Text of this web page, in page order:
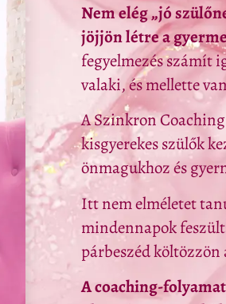
Nem elég „jó
jöjjön létre a
fegyelmezés számít
valaki, és mellette
A Szinkron
kisgyerekes szülők
önmagukhoz és
Itt nem elméletet
mindennapok
párbeszéd költözzön
A coaching-